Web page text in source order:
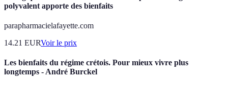
polyvalent apporte des bienfaits
parapharmacielafayette.com
14.21 EURVoir le prix
Les bienfaits du régime crétois. Pour mieux vivre plus
longtemps - André Burckel